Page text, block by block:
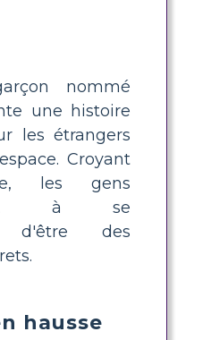
nommé
une histoire
les étrangers
Croyant
les gens
à se
d'être des
hausse